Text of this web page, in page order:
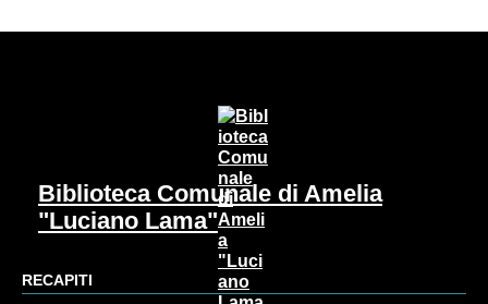
Biblioteca Comunale di Amelia
"Luciano Lama"
RECAPITI